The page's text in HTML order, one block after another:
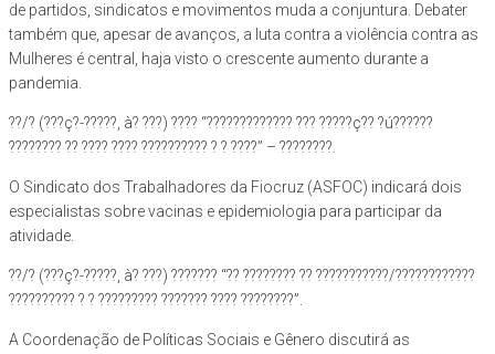
de partidos, sindicatos e movimentos muda a conjuntura. Debater
também que, apesar de avanços, a luta contra a violência contra as
Mulheres é central, haja visto o crescente aumento durante a
pandemia.
??/? (???ç?-?????, à? ???) ???? “????????????? ??? ?????ç?? ?ú??????
???????? ?? ???? ???? ?????????? ? ? ????” – ????????.
O Sindicato dos Trabalhadores da Fiocruz (ASFOC) indicará dois
especialistas sobre vacinas e epidemiologia para participar da
atividade.
??/? (???ç?-?????, à? ???) ??????? “?? ???????? ?? ???????????/????????????
?????????? ? ? ????????? ??????? ???? ????????”.
A Coordenação de Políticas Sociais e Gênero discutirá as